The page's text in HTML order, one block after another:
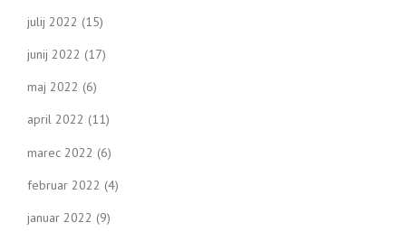
julij 2022 (15)
junij 2022 (17)
maj 2022 (6)
april 2022 (11)
marec 2022 (6)
februar 2022 (4)
januar 2022 (9)